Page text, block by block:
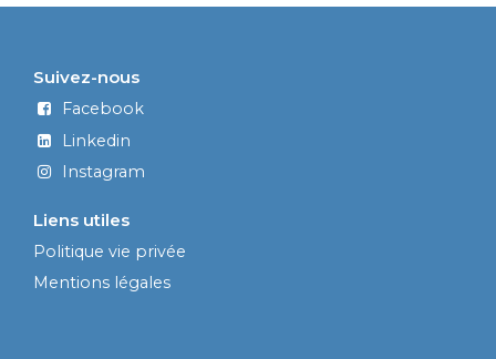
Liens utiles
Politique vie privée
Mentions légales
Suivez-nous
Facebook
Linkedin
Instagram